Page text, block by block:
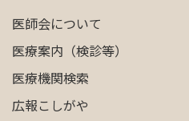
医師会について
医療案内（検診等）
医療機関検索
広報こしがや